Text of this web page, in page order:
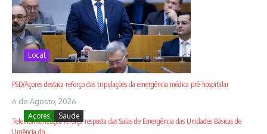
Local
PSD/Açores destaca reforço das tripulações da emergência médica pré-hospitalar
6 de Agosto, 2026
Açores Saude
Telemonitorização reforça resposta das Salas de Emergência das Unidades Básicas de
Urgência do...